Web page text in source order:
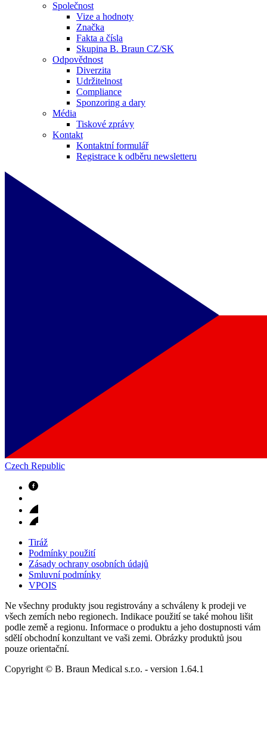
Společnost
Vize a hodnoty
Značka
Fakta a čísla
Skupina B. Braun CZ/SK
Odpovědnost
Diverzita
Udržitelnost
Compliance
Sponzoring a dary
Média
Tiskové zprávy
Kontakt
Kontaktní formulář
Registrace k odběru newsletteru
Czech Republic
Tiráž
Podmínky použití
Zásady ochrany osobních údajů
Smluvní podmínky
VPOIS
Ne všechny produkty jsou registrovány a schváleny k prodeji ve
všech zemích nebo regionech. Indikace použití se také mohou lišit
podle země a regionu. Informace o produktu a jeho dostupnosti vám
sdělí obchodní konzultant ve vaši zemi. Obrázky produktů jsou
pouze orientační.
Copyright © B. Braun Medical s.r.o. - version 1.64.1